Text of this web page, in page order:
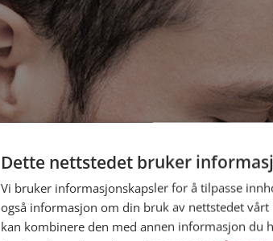
Dette nettstedet bruker
Vi bruker informasjonskapsler for å tilpasse
også informasjon om din bruk av nettstedet
kan kombinere den med annen informasjon du